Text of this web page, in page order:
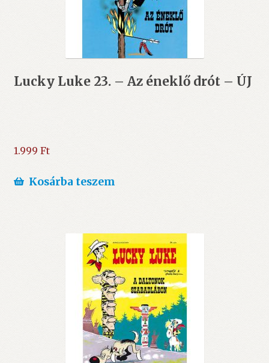
Lucky Luke 23. – Az éneklő drót – ÚJ
1.999 Ft
Kosárba teszem